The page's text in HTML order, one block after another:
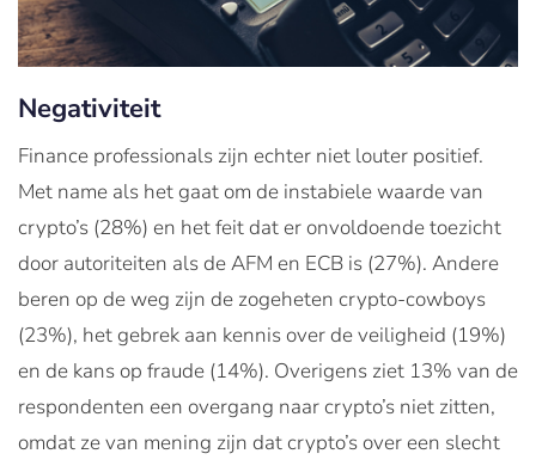
Negativiteit
Finance professionals zijn echter niet louter positief.
Met name als het gaat om de instabiele waarde van
crypto’s (28%) en het feit dat er onvoldoende toezicht
door autoriteiten als de AFM en ECB is (27%). Andere
beren op de weg zijn de zogeheten crypto-cowboys
(23%), het gebrek aan kennis over de veiligheid (19%)
en de kans op fraude (14%). Overigens ziet 13% van de
respondenten een overgang naar crypto’s niet zitten,
omdat ze van mening zijn dat crypto’s over een slecht